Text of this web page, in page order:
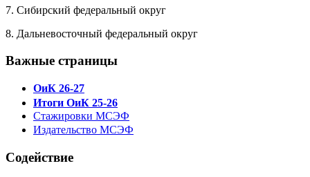
7. Сибирский федеральный округ
8. Дальневосточный федеральный округ
Важные страницы
ОиК 26-27
Итоги ОиК 25-26
Стажировки МСЭФ
Издательство МСЭФ
Содействие